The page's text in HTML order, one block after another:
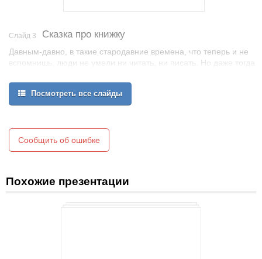
Слайд 3 Сказка про книжку
Давным-давно, в такие стародавние времена, что теперь и не
вспомнишь, люди не умели ни читать, ни писать. Но даже тогда
совершенна, а людям хотелось, чтобы их произведения, и
знания дошли до потомков.
Посмотреть все слайды
Сообщить об ошибке
Похожие презентации